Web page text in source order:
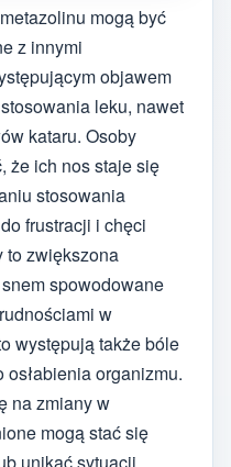
mogą być
z innymi
objawem
leku, nawet
kataru. Osoby
że ich nos staje się
stosowania
frustracji i chęci
to zwiększona
spowodowane
w
występują także bóle
organizmu.
na zmiany w
mogą stać się